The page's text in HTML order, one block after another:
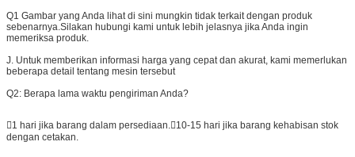
Q1 Gambar yang Anda lihat di sini mungkin tidak terkait dengan produk
sebenarnya.Silakan hubungi kami untuk lebih jelasnya jika Anda ingin
memeriksa produk.
J. Untuk memberikan informasi harga yang cepat dan akurat, kami memerlukan
beberapa detail tentang mesin tersebut
Q2: Berapa lama waktu pengiriman Anda?
1 hari jika barang dalam persediaan.10-15 hari jika barang kehabisan stok
dengan cetakan.